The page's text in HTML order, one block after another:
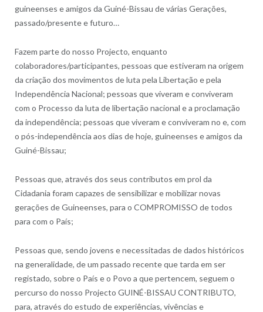
guineenses e amigos da Guiné-Bissau de várias Gerações,
passado/presente e futuro…
Fazem parte do nosso Projecto, enquanto
colaboradores/participantes, pessoas que estiveram na origem
da criação dos movimentos de luta pela Libertação e pela
Independência Nacional; pessoas que viveram e conviveram
com o Processo da luta de libertação nacional e a proclamação
da independência; pessoas que viveram e conviveram no e, com
o pós-independência aos dias de hoje, guineenses e amigos da
Guiné-Bissau;
Pessoas que, através dos seus contributos em prol da
Cidadania foram capazes de sensibilizar e mobilizar novas
gerações de Guineenses, para o COMPROMISSO de todos
para com o País;
Pessoas que, sendo jovens e necessitadas de dados históricos
na generalidade, de um passado recente que tarda em ser
registado, sobre o País e o Povo a que pertencem, seguem o
percurso do nosso Projecto GUINÉ-BISSAU CONTRIBUTO,
para, através do estudo de experiências, vivências e